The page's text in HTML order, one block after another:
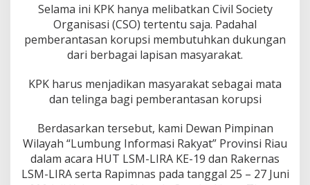
Selama ini KPK hanya melibatkan Civil Society
Organisasi (CSO) tertentu saja. Padahal
pemberantasan korupsi membutuhkan dukungan
dari berbagai lapisan masyarakat.
KPK harus menjadikan masyarakat sebagai mata
dan telinga bagi pemberantasan korupsi
Berdasarkan tersebut, kami Dewan Pimpinan
Wilayah “Lumbung Informasi Rakyat” Provinsi Riau
dalam acara HUT LSM-LIRA KE-19 dan Rakernas
LSM-LIRA serta Rapimnas pada tanggal 25 – 27 Juni